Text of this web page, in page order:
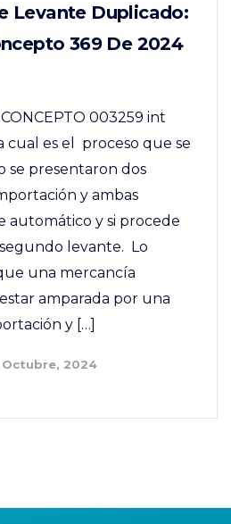
Levante Duplicado:
369 De 2024
003259 int
cual es el proceso que se
se presentaron dos
y ambas
automático y si procede
levante. Lo
una mercancía
amparada por una
y […]
Octubre, 2024